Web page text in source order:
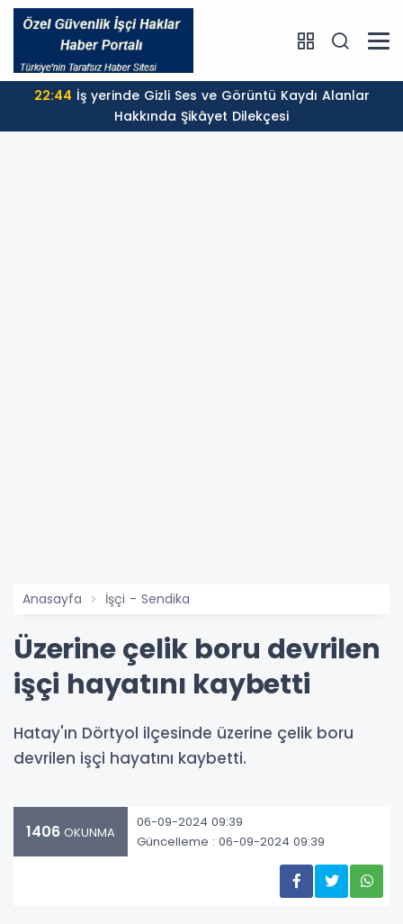
22:44
Hakkında Şikâyet Dilekçesi
Anasayfa İşçi - Sendika
Üzerine çelik boru devrilen
işçi hayatını kaybetti
Hatay'ın Dörtyol ilçesinde üzerine çelik boru
devrilen işçi hayatını kaybetti.
1406 OKUNMA
06-09-2024 09:39
Güncelleme : 06-09-2024 09:39